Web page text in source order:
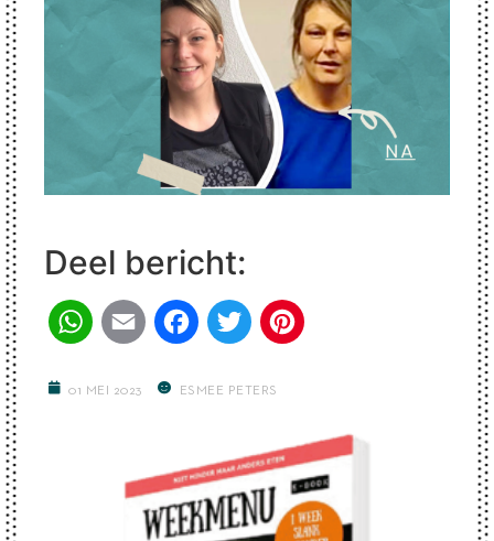
Deel bericht:
WhatsApp
Email FacebookTwitter
01 MEI 2023 ESMEE PETERS